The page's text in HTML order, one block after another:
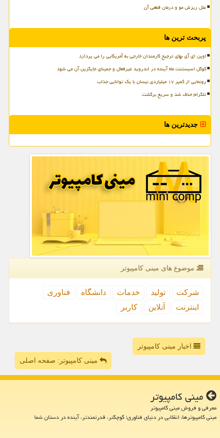
علل ریزش مو و درمان قطعی آن
پربحث ترین ها
اوپن ای آی بهای ترجیح کارمندان خارجی به آمریکایی را می پردازد
گوگل اسیستنت ماه آینده در اندروید غیرفعال و جمینای جایگزین آن می شود
رونمایی از کمپر ۱۷ میلیاردی نیسان با یک توانایی جذاب
تلگرام حذف شد و سریع برگشت
جدیدترین ها
موضوع های مینی كامپیوتر
شركت تولید خدمات دانشگاه
فناوری
اینترنت
آنلاین كاربر
اخبار مینی کامپیوتر
مینی کامپیوتر: صفحه اصلی
مینی كامپیوتر
معرفی و فروش مینی کامپیوتر
مینی کامپیوترها، انقلابی در دنیای فناوری؛ کوچکتر، قدرتمندتر، آینده در دستان شما